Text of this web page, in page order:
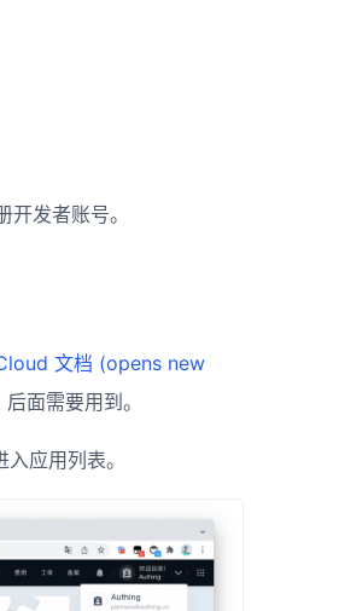
new window)
开发者账号。
文档 (opens new
后面需要用到。
应用列表。